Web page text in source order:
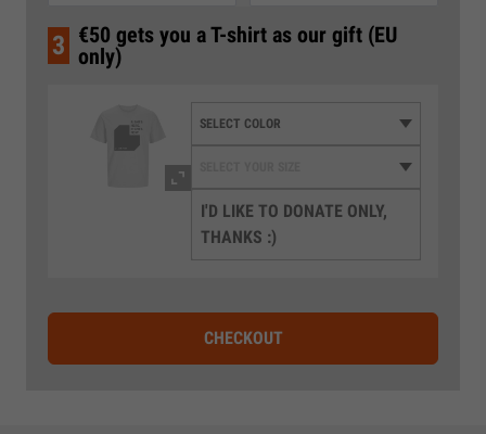
3 €50 gets you a T-shirt as our gift (EU
only)
I'D LIKE TO DONATE ONLY,
THANKS :)
CHECKOUT